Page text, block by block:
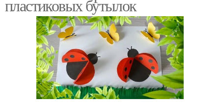
пластиковых бутылок